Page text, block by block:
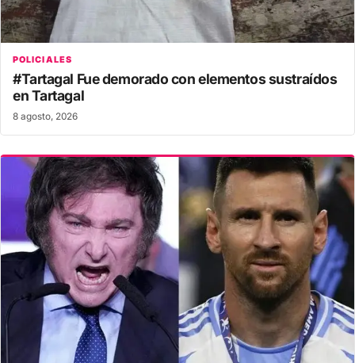
POLICIALES
#Tartagal Fue demorado con elementos sustraídos
en Tartagal
8 agosto, 2026